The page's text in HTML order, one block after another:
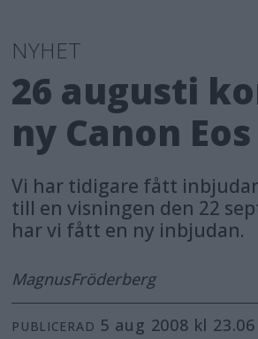
NYHET
26 augusti
ny Canon Eos
Vi har tidigare fått
till en visningen den 22
har vi fått en ny inbjudan.
MagnusFröderberg
PUBLICERAD 5 aug 2008 kl 23.06